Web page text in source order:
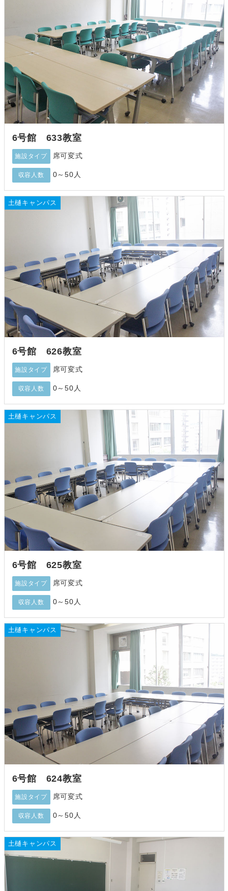
6号館 633教室
施設タイプ 席可変式
収容人数 0～50人
土樋キャンパス
6号館 626教室
施設タイプ 席可変式
収容人数 0～50人
土樋キャンパス
6号館 625教室
施設タイプ 席可変式
収容人数 0～50人
土樋キャンパス
6号館 624教室
施設タイプ 席可変式
収容人数 0～50人
土樋キャンパス